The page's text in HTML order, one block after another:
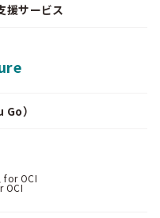
サービス
）
for OCI
OCI